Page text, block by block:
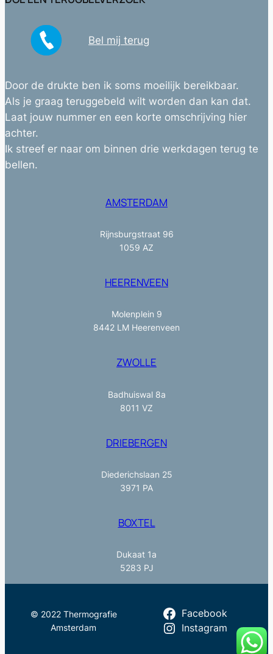
Bel mij terug
Door de drukte ben ik soms moeilijk bereikbaar.
Als je graag teruggebeld wilt worden dan kan dat.
Laat jouw nummer en een korte omschrijving hier
achter.
Ik streef er naar om binnen drie werkdagen terug te
bellen.
AMSTERDAM
Rijnsburgstraat 96
1059 AZ
HEERENVEEN
Molenplein 9
8442 LM Heerenveen
ZWOLLE
Badhuiswal 8a
8011 VZ
DRIEBERGEN
Diederichslaan 25
3971 PA
BOXTEL
Dukaat 1a
5283 PJ
© 2022 Thermografie
Amsterdam
Facebook
Instagram